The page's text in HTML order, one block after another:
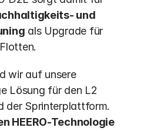
und
als Upgrade für
wir auf unsere
Lösung für den L2
der Sprinterplattform.
HEERO-Technologie